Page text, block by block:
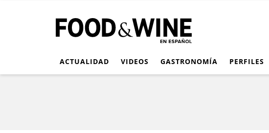
ACTUALIDAD VIDEOS GASTRONOMÍA PERFILES